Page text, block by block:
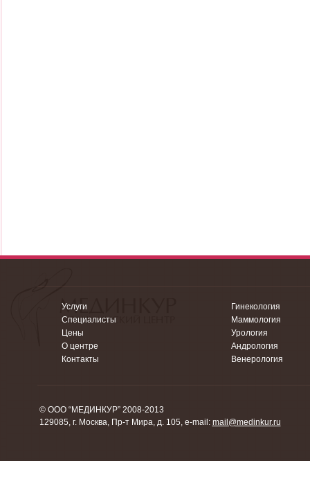
Услуги
Специалисты
Цены
О центре
Контакты
Гинекология
Маммология
Урология
Андрология
Венерология
© ООО “МЕДИНКУР” 2008-2013
129085, г. Москва, Пр-т Мира, д. 105, e-mail: mail@medinkur.ru